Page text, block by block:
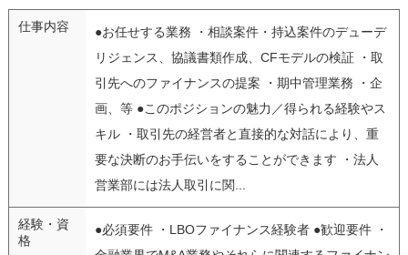
仕事内容
●お任せする業務 ・相談案件・持込案件のデューデ
リジェンス、協議書類作成、CFモデルの検証 ・取
引先へのファイナンスの提案 ・期中管理業務 ・企
画、等 ●このポジションの魅力／得られる経験やス
キル ・取引先の経営者と直接的な対話により、重
要な決断のお手伝いをすることができます ・法人
営業部には法人取引に関...
経験・資
格
●必須要件 ・LBOファイナンス経験者 ●歓迎要件 ・